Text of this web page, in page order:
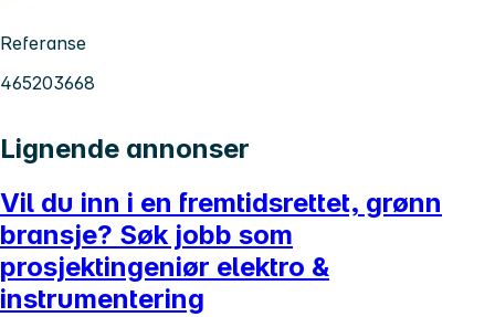
Referanse
465203668
Lignende annonser
Vil du inn i en fremtidsrettet, grønn
bransje? Søk jobb som
prosjektingeniør elektro &
instrumentering